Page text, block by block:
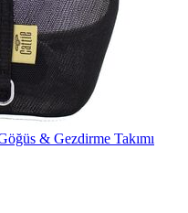
& Gezdirme Takımı